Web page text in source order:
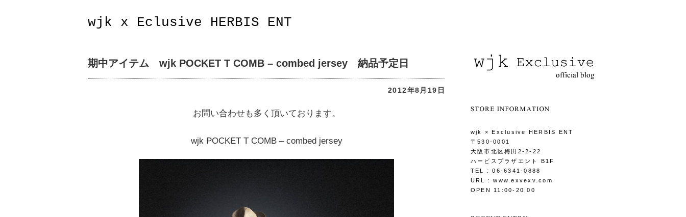
wjk x Eclusive HERBIS ENT
期中アイテム wjk POCKET T COMB – combed jersey 納品予定日
2012年8月19日
お問い合わせも多く頂いております。
wjk POCKET T COMB – combed jersey
wjk × Exclusive HERBIS ENT
〒530-0001
大阪市北区梅田2-2-22
ハービスプラザエント B1F
TEL : 06-6341-0888
URL : www.exvexv.com
OPEN 11:00-20:00